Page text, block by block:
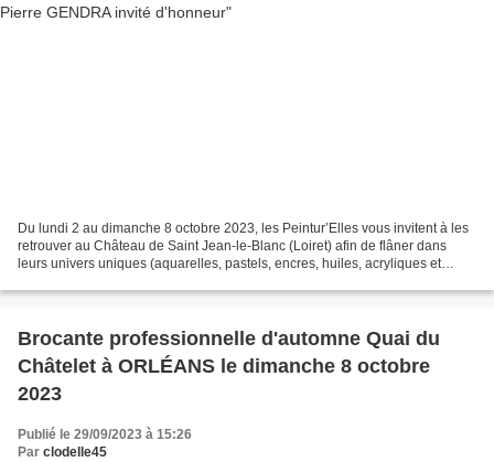
Du lundi 2 au dimanche 8 octobre 2023, les Peintur’Elles vous invitent à les
retrouver au Château de Saint Jean-le-Blanc (Loiret) afin de flâner dans
leurs univers uniques (aquarelles, pastels, encres, huiles, acryliques et
Brocante professionnelle d'automne Quai du
Châtelet à ORLÉANS le dimanche 8 octobre
2023
Publié le 29/09/2023 à 15:26
Par clodelle45